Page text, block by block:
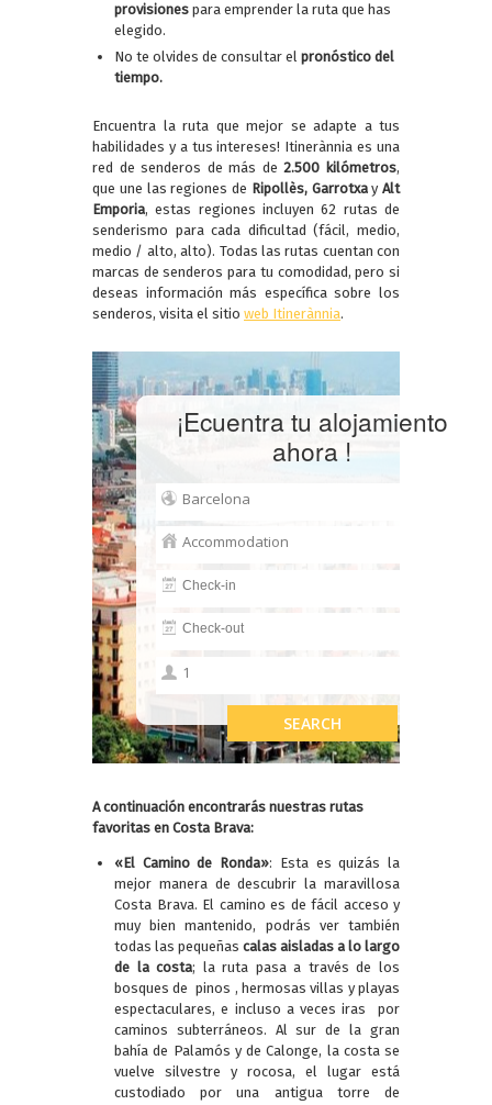
provisiones para emprender la ruta que has
elegido.
No te olvides de consultar el pronóstico del
tiempo.
Encuentra la ruta que mejor se adapte a tus
habilidades y a tus intereses! Itinerànnia es una
red de senderos de más de 2.500 kilómetros,
que une las regiones de Ripollès, Garrotxay Alt
Emporia, estas regiones incluyen 62 rutas de
senderismo para cada dificultad (fácil, medio,
medio / alto, alto). Todas las rutas cuentan con
marcas de senderos para tu comodidad, pero si
deseas información más específica sobre los
senderos, visita el sitio web Itinerànnia.
¡Ecuentra tu alojamiento
ahora !
A continuación encontrarás nuestras rutas
favoritas en Costa Brava:
«El Camino de Ronda»: Esta es quizás la
mejor manera de descubrir la maravillosa
Costa Brava. El camino es de fácil acceso y
muy bien mantenido, podrás ver también
todas las pequeñas calas aisladas a lo largo
de la costa; la ruta pasa a través de los
bosques de pinos , hermosas villas y playas
espectaculares, e incluso a veces iras por
caminos subterráneos. Al sur de la gran
bahía de Palamós y de Calonge, la costa se
vuelve silvestre y rocosa, el lugar está
custodiado por una antigua torre de